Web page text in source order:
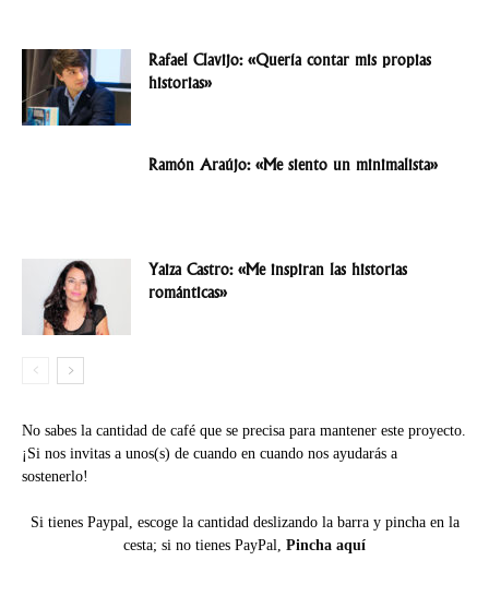
Rafael Clavijo: «Quería contar mis propias
historias»
Ramón Araújo: «Me siento un minimalista»
Yaiza Castro: «Me inspiran las historias
románticas»
No sabes la cantidad de café que se precisa para mantener este proyecto.
¡Si nos invitas a unos(s) de cuando en cuando nos ayudarás a
sostenerlo!
Si tienes Paypal, escoge la cantidad deslizando la barra y pincha en la
cesta; si no tienes PayPal, Pincha aquí